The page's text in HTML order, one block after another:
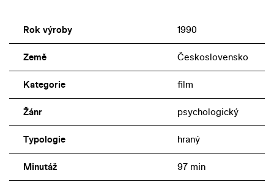
Rok výroby 1990
Země Československo
Kategorie film
Žánr psychologický
Typologie hraný
Minutáž 97 min